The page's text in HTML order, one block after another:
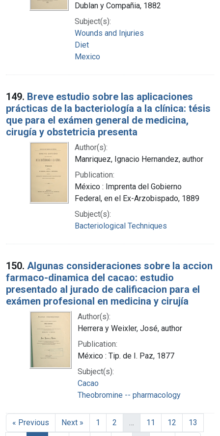
Dublan y Compañia, 1882
Subject(s):
Wounds and Injuries
Diet
Mexico
149. Breve estudio sobre las aplicaciones
prácticas de la bacteriología a la clínica: tésis
que para el exámen general de medicina,
cirugía y obstetricia presenta
Author(s):
Manriquez, Ignacio Hernandez, author
Publication:
México : Imprenta del Gobierno
Federal, en el Ex-Arzobispado, 1889
Subject(s):
Bacteriological Techniques
150. Algunas consideraciones sobre la accion
farmaco-dinamica del cacao: estudio
presentado al jurado de calificacion para el
exámen profesional en medicina y cirujía
Author(s):
Herrera y Weixler, José, author
Publication:
México : Tip. de I. Paz, 1877
Subject(s):
Cacao
Theobromine -- pharmacology
« Previous Next » 1 2 … 11 12 13